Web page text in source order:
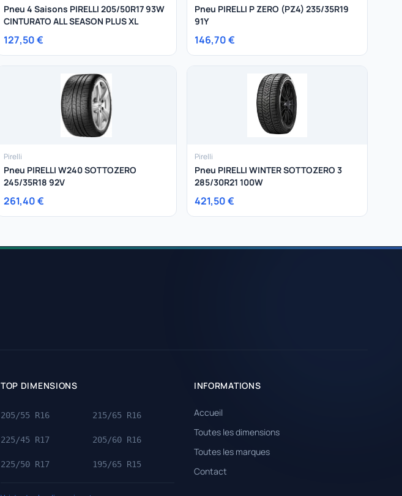
Pneu 4 Saisons PIRELLI 205/50R17 93W
CINTURATO ALL SEASON PLUS XL
127,50 €
Pneu PIRELLI P ZERO (PZ4) 235/35R19
91Y
146,70 €
Pirelli
Pneu PIRELLI W240 SOTTOZERO
245/35R18 92V
261,40 €
Pirelli
Pneu PIRELLI WINTER SOTTOZERO 3
285/30R21 100W
421,50 €
TOP DIMENSIONS
205/55 R16 215/65 R16
225/45 R17 205/60 R16
225/50 R17 195/65 R15
INFORMATIONS
Accueil
Toutes les dimensions
Toutes les marques
Contact